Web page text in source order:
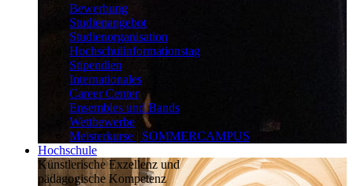
Bewerbung
Studienangebot
Studienorganisation
Hochschulinformationstag
Stipendien
Internationales
Career Center
Ensembles und Bands
Wettbewerbe
Meisterkurse | SOMMERCAMPUS
Hochschule
Künstlerische Exzellenz und
pädagogische Kompetenz